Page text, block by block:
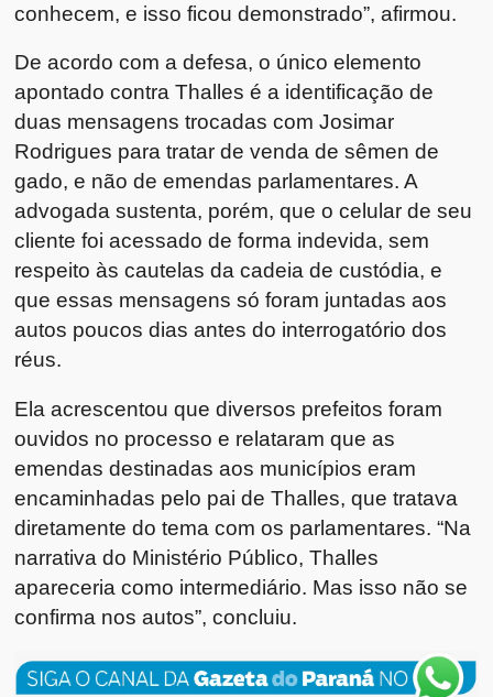
conhecem, e isso ficou demonstrado”, afirmou.
De acordo com a defesa, o único elemento
apontado contra Thalles é a identificação de
duas mensagens trocadas com Josimar
Rodrigues para tratar de venda de sêmen de
gado, e não de emendas parlamentares. A
advogada sustenta, porém, que o celular de seu
cliente foi acessado de forma indevida, sem
respeito às cautelas da cadeia de custódia, e
que essas mensagens só foram juntadas aos
autos poucos dias antes do interrogatório dos
réus.
Ela acrescentou que diversos prefeitos foram
ouvidos no processo e relataram que as
emendas destinadas aos municípios eram
encaminhadas pelo pai de Thalles, que tratava
diretamente do tema com os parlamentares. “Na
narrativa do Ministério Público, Thalles
apareceria como intermediário. Mas isso não se
confirma nos autos”, concluiu.